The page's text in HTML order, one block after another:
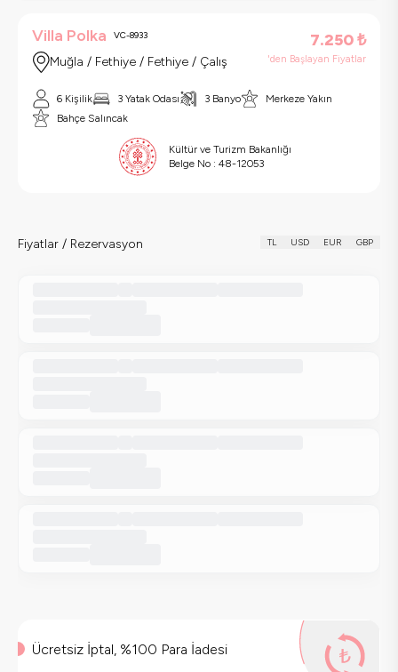
Villa Polka VC-8933
Muğla / Fethiye / Fethiye / Çalış
7.250₺
'den Başlayan Fiyatlar
6 Kişilik 3 Yatak Odası 3 Banyo
Merkeze Yakın
Bahçe Salıncak
Kültür ve Turizm Bakanlığı
Belge No : 48-12053
Fiyatlar / Rezervasyon TL USD EUR GBP
Ücretsiz İptal, %100 Para İadesi